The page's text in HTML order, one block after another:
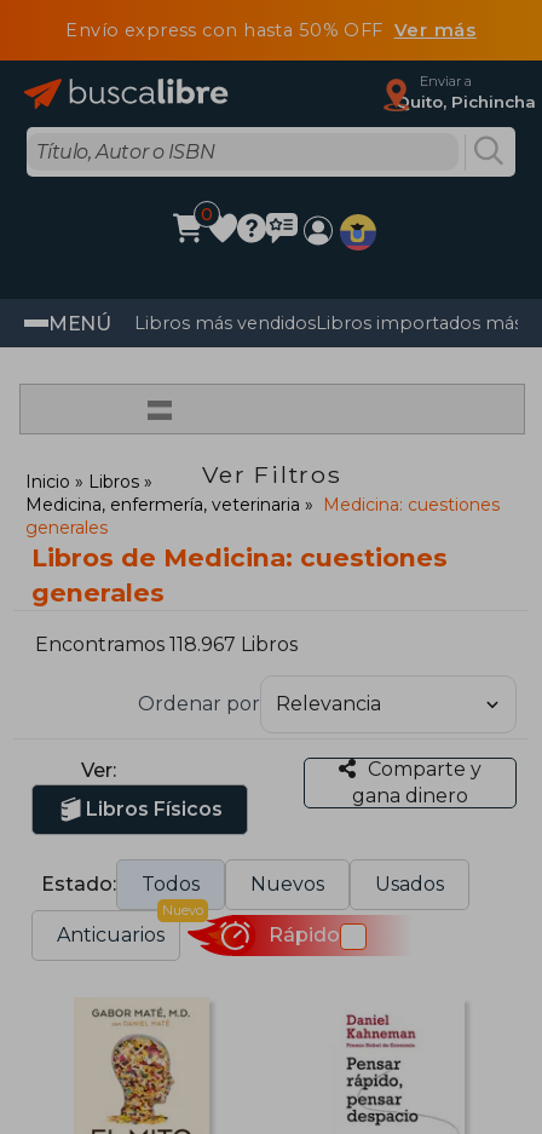
Envío express con hasta 50% OFF Ver más
Enviar a
Quito, Pichincha
0
MENÚ Libros más vendidosLibros importados más
=
Ver Filtros
Inicio
Libros
Medicina, enfermería, veterinaria
Medicina: cuestiones
generales
Libros de Medicina: cuestiones
generales
Encontramos 118.967 Libros
Ordenar por
Ver:
Libros Físicos
Comparte y
gana dinero
Estado: Todos Nuevos Usados
Anticuarios
Nuevo
Rápido